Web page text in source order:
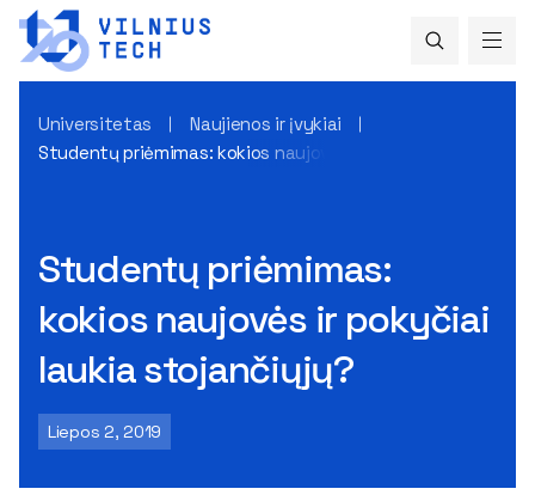
Universitetas
Naujienos ir įvykiai
Studentų priėmimas: kokios naujovės ir pokyčiai laukia
Studentų priėmimas:
kokios naujovės ir pokyčiai
laukia stojančiųjų?
Liepos 2, 2019